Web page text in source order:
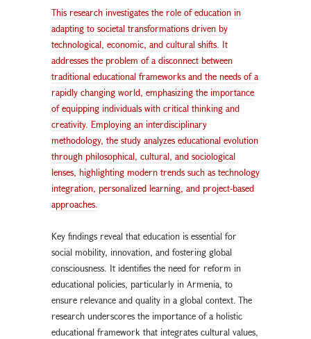
This research investigates the role of education in
adapting to societal transformations driven by
technological, economic, and cultural shifts. It
addresses the problem of a disconnect between
traditional educational frameworks and the needs of a
rapidly changing world, emphasizing the importance
of equipping individuals with critical thinking and
creativity. Employing an interdisciplinary
methodology, the study analyzes educational evolution
through philosophical, cultural, and sociological
lenses, highlighting modern trends such as technology
integration, personalized learning, and project-based
approaches.
Key findings reveal that education is essential for
social mobility, innovation, and fostering global
consciousness. It identifies the need for reform in
educational policies, particularly in Armenia, to
ensure relevance and quality in a global context. The
research underscores the importance of a holistic
educational framework that integrates cultural values,